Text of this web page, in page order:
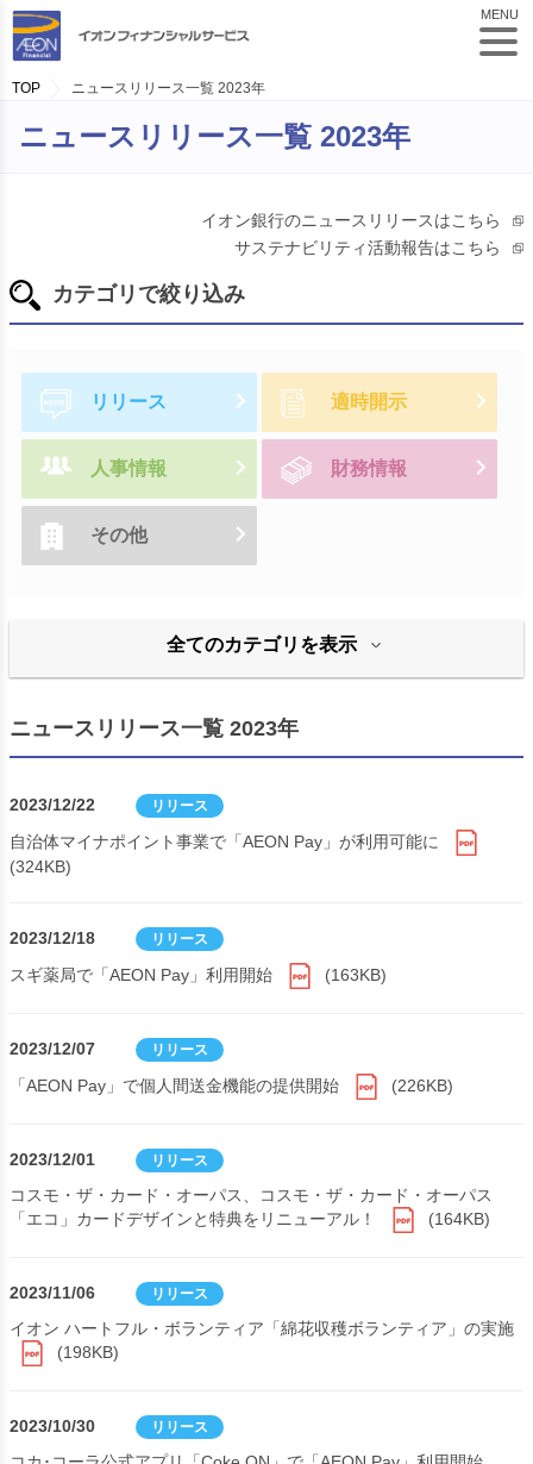
MENU
TOP ニュースリリース一覧 2023年
ニュースリリース一覧 2023年
イオン銀行のニュースリリースはこちら
サステナビリティ活動報告はこちら
カテゴリで絞り込み
リリース 適時開示
人事情報 財務情報
その他
全てのカテゴリを表示
ニュースリリース一覧 2023年
2023/12/22 リリース
自治体マイナポイント事業で「AEON Pay」が利用可能に
(324KB)
2023/12/18 リリース
スギ薬局で「AEON Pay」利用開始 (163KB)
2023/12/07 リリース
「AEON Pay」で個人間送金機能の提供開始 (226KB)
2023/12/01 リリース
コスモ・ザ・カード・オーパス、コスモ・ザ・カード・オーパス
「エコ」カードデザインと特典をリニューアル！
(164KB)
2023/11/06 リリース
イオン ハートフル・ボランティア「綿花収穫ボランティア」の実施
(198KB)
2023/10/30 リリース